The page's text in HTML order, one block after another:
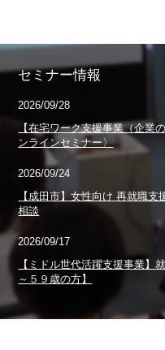
セミナー情報
2026/09/28
【在宅ワーク支援事業（企業
ンラインセミナー〉
2026/09/24
【成田市】女性向け 再就職
相談
2026/09/17
【ミドル世代活躍支援事業】
～５９歳の方】